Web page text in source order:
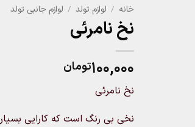
خانه / لوازم تولد / لوازم جانبی تولد
نخ نامرئی
۱۰۰,۰۰۰تومان
نخ نامرئی
نخی بی رنگ است که کارایی